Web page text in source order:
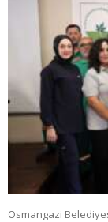
Osmangazi